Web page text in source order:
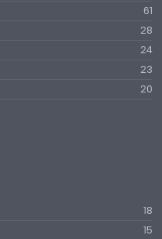
61
28
24
23
20
18
15